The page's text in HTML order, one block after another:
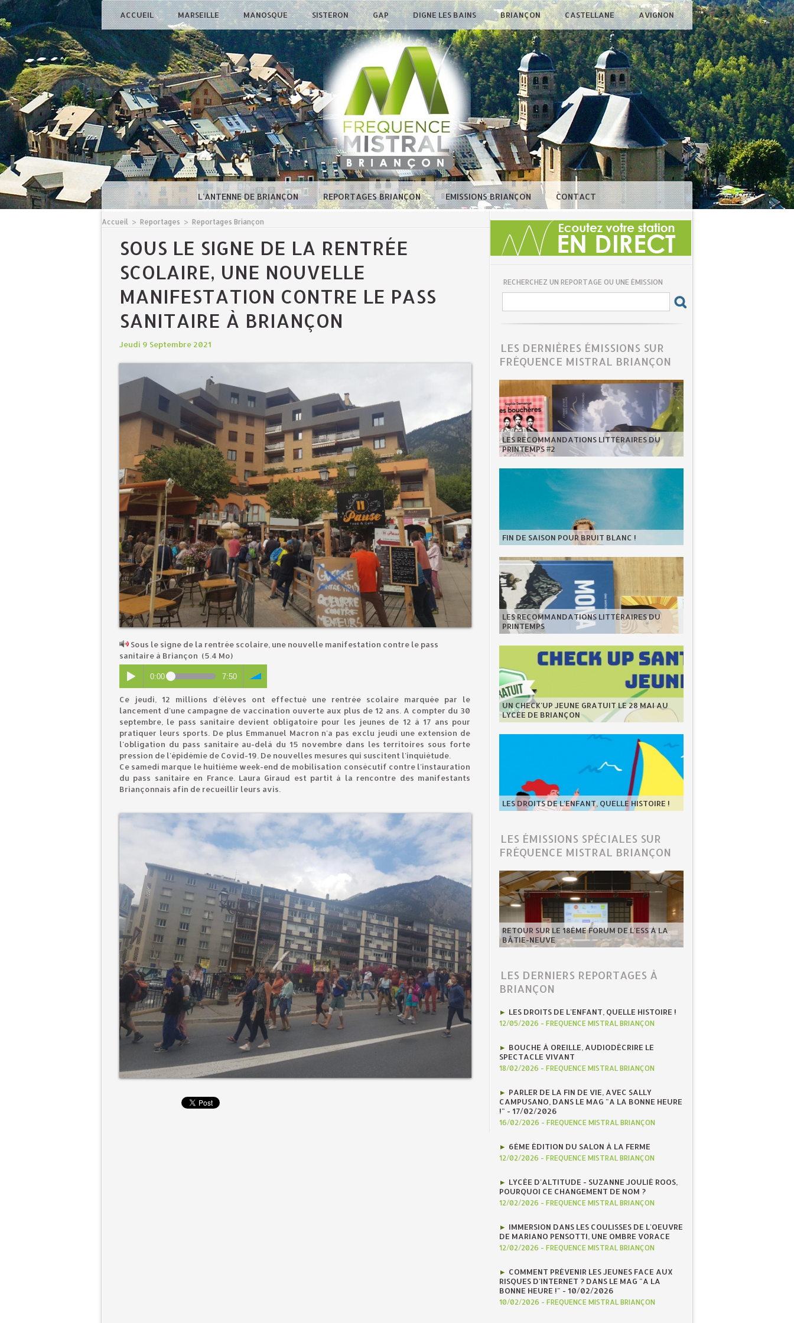
ACCUEIL MARSEILLE MANOSQUE SISTERON GAP DIGNE LES BAINS BRIANÇON CASTELLANE AVIGNON
L'ANTENNE DE BRIANÇON REPORTAGES BRIANÇON EMISSIONS BRIANÇON CONTACT
Accueil > Reportages > Reportages Briançon
SOUS LE SIGNE DE LA RENTRÉE
SCOLAIRE, UNE NOUVELLE
MANIFESTATION CONTRE LE PASS
SANITAIRE À BRIANÇON
Jeudi 9 Septembre 2021
Sous le signe de la rentrée scolaire, une nouvelle manifestation contre le pass
sanitaire à Briançon (5.4 Mo)
0:00 7:50
Ce jeudi, 12 millions d'élèves ont effectué une rentrée scolaire marquée par le
lancement d'une campagne de vaccination ouverte aux plus de 12 ans. A compter du 30
septembre, le pass sanitaire devient obligatoire pour les jeunes de 12 à 17 ans pour
pratiquer leurs sports. De plus Emmanuel Macron n'a pas exclu jeudi une extension de
l'obligation du pass sanitaire au-delà du 15 novembre dans les territoires sous forte
pression de l'épidémie de Covid-19. De nouvelles mesures qui suscitent l'inquiétude.
Ce samedi marque le huitième week-end de mobilisation consécutif contre l'instauration
du pass sanitaire en France. Laura Giraud est partit à la rencontre des manifestants
Briançonnais afin de recueillir leurs avis.
RECHERCHEZ UN REPORTAGE OU UNE ÉMISSION
LES DERNIÈRES ÉMISSIONS SUR
FRÉQUENCE MISTRAL BRIANÇON
LES RECOMMANDATIONS LITTÉRAIRES DU
PRINTEMPS #2
FIN DE SAISON POUR BRUIT BLANC !
LES RECOMMANDATIONS LITTÉRAIRES DU
PRINTEMPS
UN CHECK'UP JEUNE GRATUIT LE 28 MAI AU
LYCÉE DE BRIANÇON
LES DROITS DE L'ENFANT, QUELLE HISTOIRE !
LES ÉMISSIONS SPÉCIALES SUR
FRÉQUENCE MISTRAL BRIANÇON
RETOUR SUR LE 18ÈME FORUM DE L'ESS À LA
BÂTIE-NEUVE
LES DERNIERS REPORTAGES À
BRIANÇON
LES DROITS DE L'ENFANT, QUELLE HISTOIRE !
12/05/2026 - FREQUENCE MISTRAL BRIANÇON
BOUCHE À OREILLE, AUDIODÉCRIRE LE
SPECTACLE VIVANT
18/02/2026 - FREQUENCE MISTRAL BRIANÇON
PARLER DE LA FIN DE VIE, AVEC SALLY
CAMPUSANO, DANS LE MAG "A LA BONNE HEURE
!" - 17/02/2026
16/02/2026 - FREQUENCE MISTRAL BRIANÇON
6ÈME ÉDITION DU SALON À LA FERME
12/02/2026 - FREQUENCE MISTRAL BRIANÇON
LYCÉE D'ALTITUDE - SUZANNE JOULIÉ ROOS,
POURQUOI CE CHANGEMENT DE NOM ?
12/02/2026 - FREQUENCE MISTRAL BRIANÇON
IMMERSION DANS LES COULISSES DE L'OEUVRE
DE MARIANO PENSOTTI, UNE OMBRE VORACE
12/02/2026 - FREQUENCE MISTRAL BRIANÇON
COMMENT PRÉVENIR LES JEUNES FACE AUX
RISQUES D'INTERNET ? DANS LE MAG "A LA
BONNE HEURE !" - 10/02/2026
10/02/2026 - FREQUENCE MISTRAL BRIANÇON